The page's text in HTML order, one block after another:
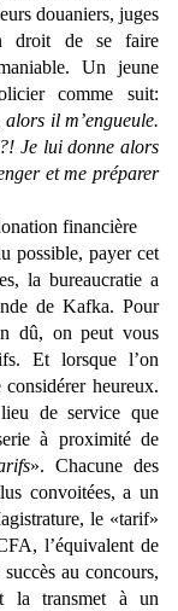
douaniers, juges
droit de se faire
Un jeune
comme suit:
il m’engueule.
Je lui donne alors
et me préparer
financière
possible, payer cet
la bureaucratie a
de Kafka. Pour
dû, on peut vous
Et lorsque l’on
heureux.
lieu de service que
à proximité de
». Chacune des
convoitées, a un
le «tarif»
l’équivalent de
au concours,
la transmet à un